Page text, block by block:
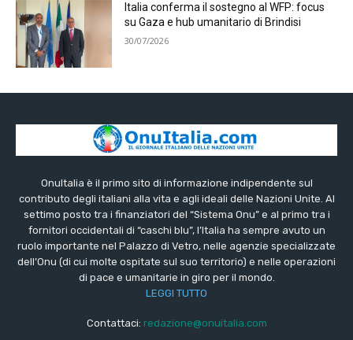
Italia conferma il sostegno al WFP: focus
su Gaza e hub umanitario di Brindisi
30/07/2026
OnuItalia è il primo sito di informazione indipendente sul
contributo degli italiani alla vita e agli ideali delle Nazioni Unite. Al
settimo posto tra i finanziatori del “Sistema Onu” e al primo tra i
fornitori occidentali di “caschi blu”, l’Italia ha sempre avuto un
ruolo importante nel Palazzo di Vetro, nelle agenzie specializzate
dell’Onu (di cui molte ospitate sul suo territorio) e nelle operazioni
di pace e umanitarie in giro per il mondo.
LEGGI TUTTO
Contattaci: redazione@onuitalia.com